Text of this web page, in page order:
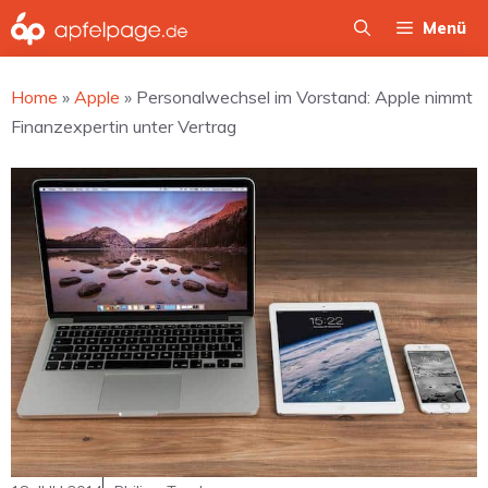
Zum
Inhalt
Menü
Home » Apple » Personalwechsel im Vorstand: Apple nimmt
Finanzexpertin unter Vertrag